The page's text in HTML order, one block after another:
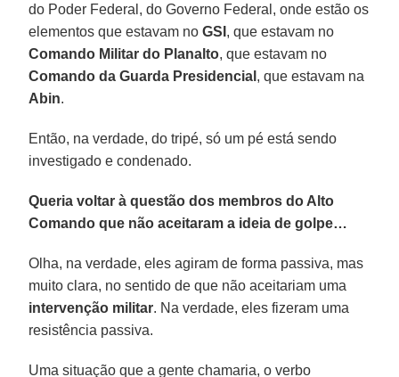
do Poder Federal, do Governo Federal, onde estão os
elementos que estavam noGSI , que estavam no
Comando Militar do Planalto, que estavam no
Comando da Guarda Presidencial , que estavam na
Abin.
Então, na verdade, do tripé, só um pé está sendo
investigado e condenado.
Queria voltar à questão dos membros do Alto
Comando que não aceitaram a ideia de golpe…
Olha, na verdade, eles agiram de forma passiva, mas
muito clara, no sentido de que não aceitariam uma
intervenção militar. Na verdade, eles fizeram uma
resistência passiva.
Uma situação que a gente chamaria, o verbo